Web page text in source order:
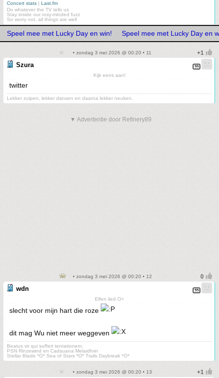
Concert stats | Last.fm
Do whatever the TV tells us
Stay inside our rosy-minded fuzz
So worry not, all things are well
Speel mee met Lucky Day en win! Speel mee met Lucky Day en
• zondag 3 mei 2026 @ 00:20 • 11
Szura
Kijk eens aan!
twitter
Lekker zuipen, lekker dansen en daarna lekker neuken.
▼ Advertentie door Refinery89
• zondag 3 mei 2026 @ 00:20 • 12
wdn
Elfen lied O+
slecht voor mijn hart die roze
dit mag Wu niet meer weggeven
Beatus vir qui suffert tentationem.
PSN Rinzewind en Cadsuana Melaidhrin
Stellar Blade *O* Sea of Stars *O* Trails Daybreak *O*
• zondag 3 mei 2026 @ 00:20 • 13